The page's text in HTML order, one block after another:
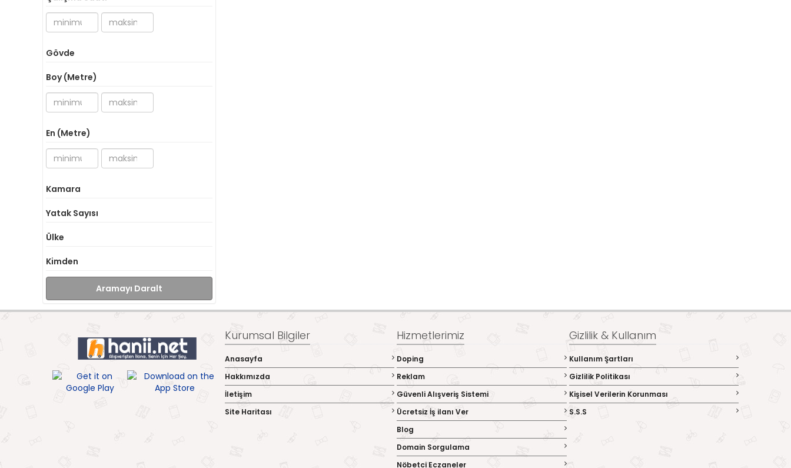
Gövde
Boy (Metre)
En (Metre)
Kamara
Yatak Sayısı
Ülke
Kimden
Aramayı Daralt
Kurumsal Bilgiler
Anasayfa
Hakkımızda
İletişim
Site Haritası
Hizmetlerimiz
Doping
Reklam
Güvenli Alışveriş Sistemi
Ücretsiz İş ilanı Ver
Blog
Domain Sorgulama
Nöbetci Eczaneler
Gizlilik & Kullanım
Kullanım Şartları
Gizlilik Politikası
Kişisel Verilerin Korunması
S.S.S